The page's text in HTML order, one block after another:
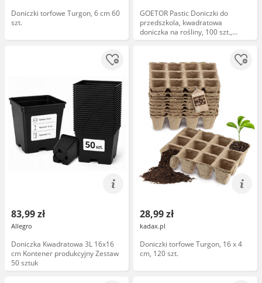
Doniczki torfowe Turgon, 6 cm 60
szt.
GOETOR Pastic Doniczki do
przedszkola, kwadratowa
doniczka na rośliny, 100 szt.,
trwały, czarny pojemnik startowy
cala)
83,99 zł
Allegro
Doniczka Kwadratowa 3L 16x16
cm Kontener produkcyjny Zestaw
50 sztuk
28,99 zł
kadax.pl
Doniczki torfowe Turgon, 16 x 4
cm, 120 szt.